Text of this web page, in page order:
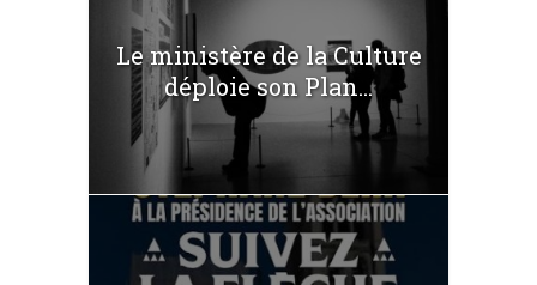
Le ministère de la Culture
déploie son Plan...